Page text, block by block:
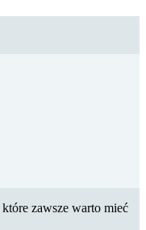
zawsze warto mieć